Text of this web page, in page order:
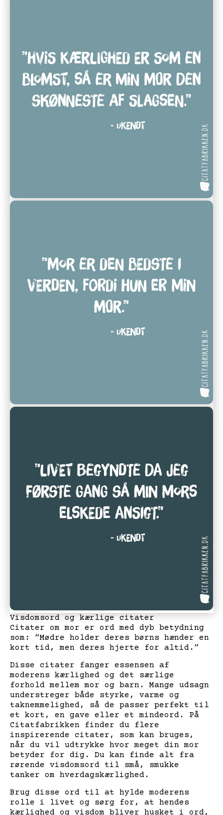
Visdomsord og kærlige citater
Citater om mor er ord med dyb betydning
som: ”Mødre holder deres børns hænder en
kort tid, men deres hjerte for altid.”
Disse citater fanger essensen af
moderens kærlighed og det særlige
forhold mellem mor og barn. Mange udsagn
understreger både styrke, varme og
taknemmelighed, så de passer perfekt til
et kort, en gave eller et mindeord. På
Citatfabrikken finder du flere
inspirerende citater, som kan bruges,
når du vil udtrykke hvor meget din mor
betyder for dig. Du kan finde alt fra
rørende visdomsord til små, smukke
tanker om hverdagskærlighed.
Brug disse ord til at hylde moderens
rolle i livet og sørg for, at hendes
kærlighed og visdom bliver husket i ord,